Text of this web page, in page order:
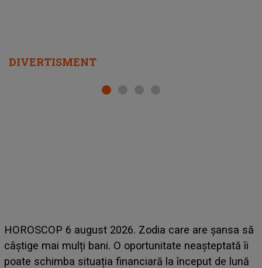
DIVERTISMENT
LINE-UP UNTOLD ONE, prima zi. Cine sunt artiștii
care deschid festivalul și de la ce ore au loc cele mai
așteptate concerte pe scena principală?